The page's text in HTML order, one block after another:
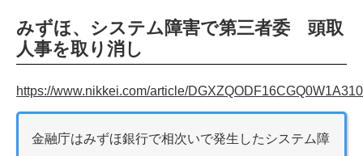
みずほ、システム障害で第三者委 頭取
人事を取り消し
https://www.nikkei.com/article/
金融庁はみずほ銀行で相次いで発生したシステム障